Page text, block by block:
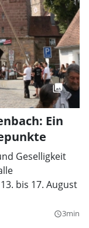
Ein
Geselligkeit
bis 17. August
query_builder3min